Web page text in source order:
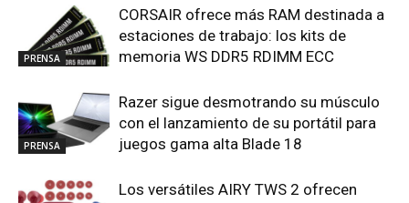
PRENSA
CORSAIR ofrece más RAM destinada a
estaciones de trabajo: los kits de
memoria WS DDR5 RDIMM ECC
PRENSA
Razer sigue desmotrando su músculo
con el lanzamiento de su portátil para
juegos gama alta Blade 18
Los versátiles AIRY TWS 2 ofrecen